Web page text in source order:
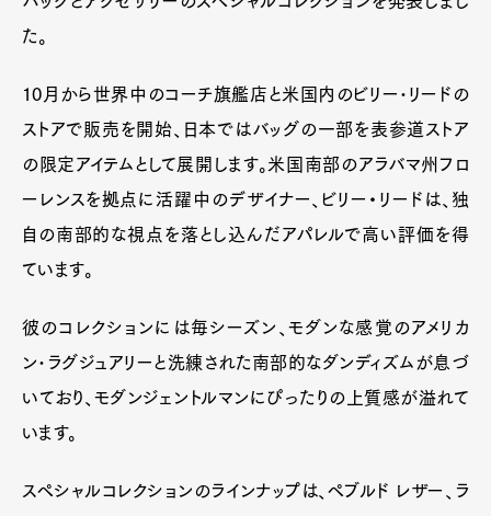
た。
10月から世界中のコーチ旗艦店と米国内のビリー･リードの
ストアで販売を開始、日本ではバッグの一部を表参道ストア
の限定アイテムとして展開します。米国南部のアラバマ州フロ
ーレンスを拠点に活躍中のデザイナー、ビリー・リードは、独
自の南部的な視点を落とし込んだアパレルで高い評価を得
ています。
彼のコレクションには毎シーズン、モダンな感覚のアメリカ
ン･ラグジュアリーと洗練された南部的なダンディズムが息づ
いており、モダンジェントルマンにぴったりの上質感が溢れて
います。
スペシャルコレクションのラインナップは、ペブルド レザー、ラ